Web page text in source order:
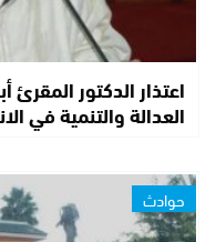
اعتذار الدكتور
العدالة والتنمية في
حوادث